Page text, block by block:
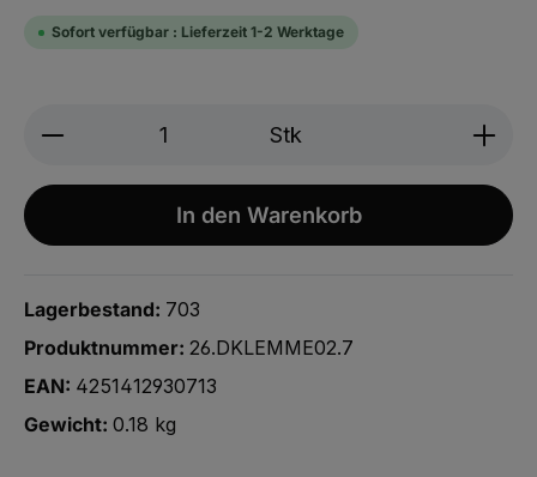
Sofort verfügbar : Lieferzeit 1-2 Werktage
Produkt Anzahl: Gib den
Stk
In den Warenkorb
Lagerbestand: 703
Produktnummer: 26.DKLEMME02.7
EAN: 4251412930713
Gewicht: 0.18 kg